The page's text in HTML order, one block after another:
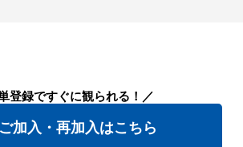
登録ですぐに観られる！／
加入・再加入はこちら